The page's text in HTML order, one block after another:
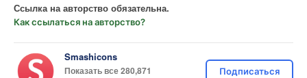
Ссылка на авторство обязательна.
Как ссылаться на авторство?
Smashicons
Показать все 280,871
Подписаться